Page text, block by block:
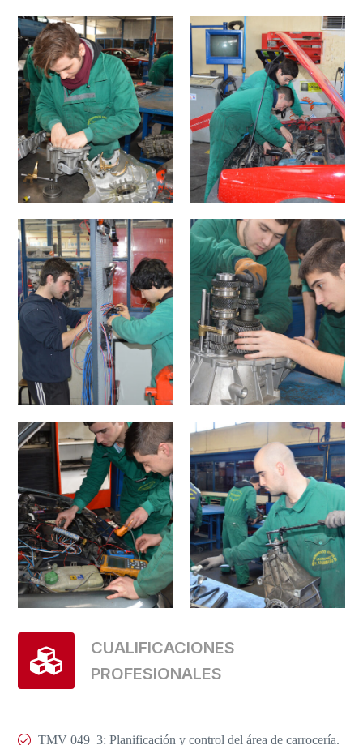
CUALIFICACIONES
PROFESIONALES
TMV 049_3: Planificación y control del área de carrocería.